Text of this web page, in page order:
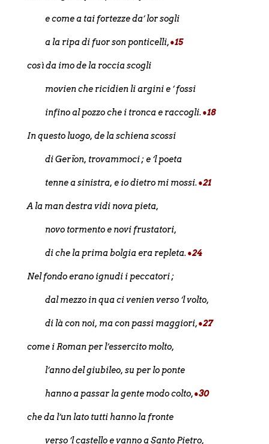
e come a tai fortezze da’ lor sogli
a la ripa di fuor son ponticelli,•15
così da imo de la roccia scogli
movien che ricidien li argini e ’ fossi
infino al pozzo che i tronca e raccogli. •18
In questo luogo, de la schiena scossi
di Gerïon, trovammoci ; e ‘l poeta
tenne a sinistra, e io dietro mi mossi. •21
A la man destra vidi nova pieta,
novo tormento e novi frustatori,
di che la prima bolgia era repleta. •24
Nel fondo erano ignudi i peccatori ;
dal mezzo in qua ci venien verso ‘l volto,
di là con noi, ma con passi maggiori,•27
come i Roman per l’essercito molto,
l’anno del giubileo, su per lo ponte
hanno a passar la gente modo colto,•30
che da l’un lato tutti hanno la fronte
verso ’l castello e vanno a Santo Pietro,